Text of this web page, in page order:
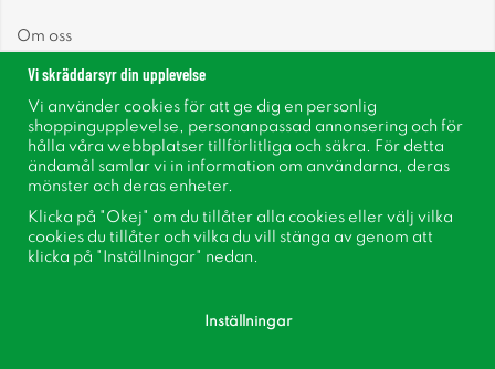
Om oss
Nyhetsbrev
Om cookies
Inspiration
Vi skräddarsyr din upplevelse
Vi använder cookies för att ge dig en personlig
shoppingupplevelse, personanpassad annonsering och för
hålla våra webbplatser tillförlitliga och säkra. För detta
ändamål samlar vi in information om användarna, deras
mönster och deras enheter.
Klicka på "Okej" om du tillåter alla cookies eller välj vilka
cookies du tillåter och vilka du vill stänga av genom att
klicka på "Inställningar" nedan.
Inställningar